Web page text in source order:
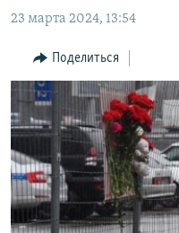
главной
навигации
Вернутся
поиску
ТАДЖИКИСТАН
ҚАЗАҚША
КЫРГЫЗЧА
ЎЗБЕКЧА
ТОҶИКӢ
TÜRKMENÇE
Все сайты РСЕ/РС
23 марта 2024, 13:54
Поделиться